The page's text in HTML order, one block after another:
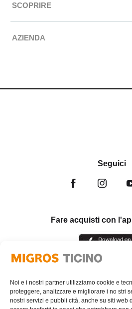
Noi e i nostri partner utilizziamo cookie e
proteggere, analizzare e migliorare i no stri
nostri servizi e pubbli cità, anche su siti web
SCOPRIRE
AZIENDA
Seguici
Fare acquisti con